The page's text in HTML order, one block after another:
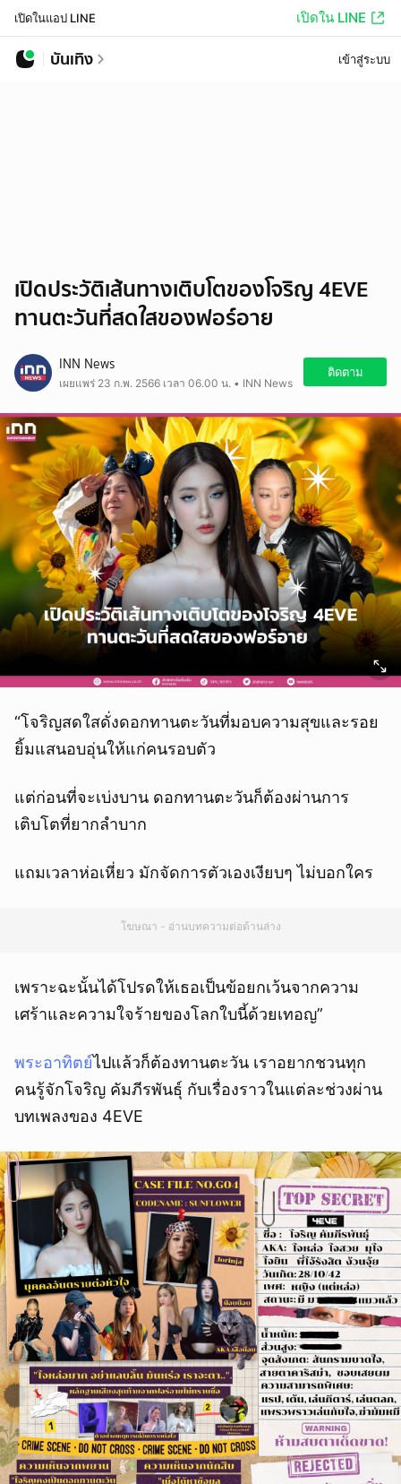
เปิดในแอป LINE เปิดใน LINE
บันเทิง เข้าสู่ระบบ
เปิดประวัติเส้นทางเติบโตของโจริญ 4EVE
ทานตะวันที่สดใสของฟอร์อาย
INN News
เผยแพร่ 23 ก.พ. 2566 เวลา 06.00 น. • INN News
ติดตาม
“โจริญสดใสดั่งดอกทานตะวันที่มอบความสุขและรอย
ยิ้มแสนอบอุ่นให้แก่คนรอบตัว
แต่ก่อนที่จะเบ่งบาน ดอกทานตะวันก็ต้องผ่านการ
เติบโตที่ยากลำบาก
แถมเวลาห่อเหี่ยว มักจัดการตัวเองเงียบๆ ไม่บอกใคร
โฆษณา - อ่านบทความต่อด้านล่าง
เพราะฉะนั้นได้โปรดให้เธอเป็นข้อยกเว้นจากความ
เศร้าและความใจร้ายของโลกใบนี้ด้วยเทอญ”
พระอาทิตย์ไปแล้วก็ต้องทานตะวัน เราอยากชวนทุก
คนรู้จักโจริญ คัมภีรพันธุ์ กับเรื่องราวในแต่ละช่วงผ่าน
บทเพลงของ 4EVE